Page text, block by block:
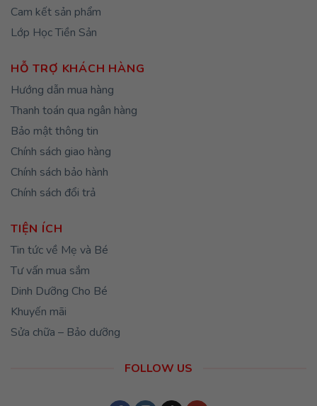
Cam kết sản phẩm
Lớp Học Tiền Sản
HỖ TRỢ KHÁCH HÀNG
Hướng dẫn mua hàng
Thanh toán qua ngân hàng
Bảo mật thông tin
Chính sách giao hàng
Chính sách bảo hành
Chính sách đổi trả
TIỆN ÍCH
Tin tức về Mẹ và Bé
Tư vấn mua sắm
Dinh Dưỡng Cho Bé
Khuyến mãi
Sửa chữa – Bảo dưỡng
FOLLOW US